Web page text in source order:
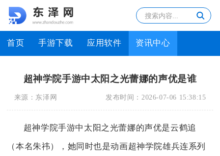
首页 手游下载 应用软件 资讯中心
超神学院手游中太阳之光蕾娜的声优是谁
来源： 东泽网 发布时间： 2026-07-06 15:38:15
超神学院手游中太阳之光蕾娜的声优是云鹤追
（本名朱祎），她同时也是动画超神学院雄兵连系列